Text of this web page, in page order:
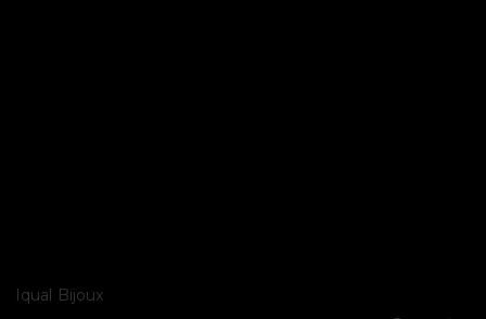
Iqual Bijoux